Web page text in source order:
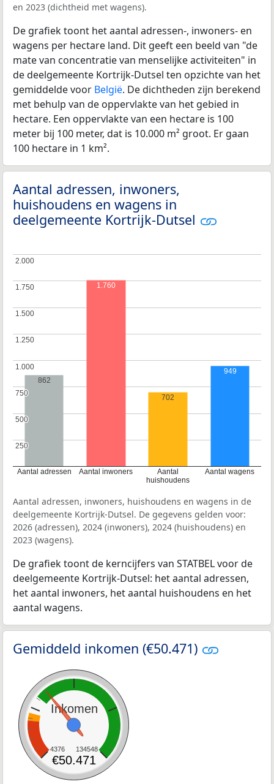
en 2023 (dichtheid met wagens).
De grafiek toont het aantal adressen-, inwoners- en
wagens per hectare land. Dit geeft een beeld van "de
mate van concentratie van menselijke activiteiten" in
de deelgemeente Kortrijk-Dutsel ten opzichte van het
gemiddelde voor België. De dichtheden zijn berekend
met behulp van de oppervlakte van het gebied in
hectare. Een oppervlakte van een hectare is 100
meter bij 100 meter, dat is 10.000 m² groot. Er gaan
100 hectare in 1 km².
Aantal adressen, inwoners,
huishoudens en wagens in
deelgemeente Kortrijk-Dutsel
Aantal adressen Aantal inwoners
Aantal
huishoudens
Aantal wagens
250
250
500
500
750
750
1.000
1.000
1.250
1.250
1.500
1.500
1.750
1.750
2.000
2.000
862
1.760
702
949
Aantal adressen, inwoners, huishoudens en wagens in de
deelgemeente Kortrijk-Dutsel. De gegevens gelden voor:
2026 (adressen), 2024 (inwoners), 2024 (huishoudens) en
2023 (wagens).
De grafiek toont de kerncijfers van STATBEL voor de
deelgemeente Kortrijk-Dutsel: het aantal adressen,
het aantal inwoners, het aantal huishoudens en het
aantal wagens.
Gemiddeld inkomen (€50.471)
Inkomen
4376 134548
€50.471